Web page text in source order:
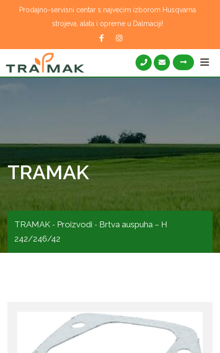
Prodajno-servisni centar s najvećim izborom Husqvarna
strojeva, alata i opreme u Dalmaciji!
TRAMAK
TRAMAK - Proizvodi - Brtva auspuha – H
242/246/42